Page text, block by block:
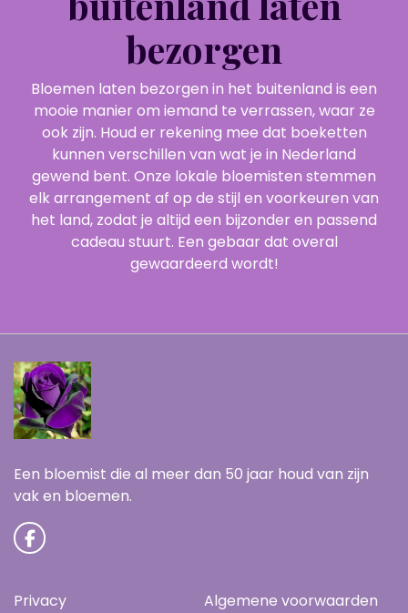
bezorgen
Bloemen laten bezorgen in het buitenland is een
mooie manier om iemand te verrassen, waar ze
ook zijn. Houd er rekening mee dat boeketten
kunnen verschillen van wat je in Nederland
gewend bent. Onze lokale bloemisten stemmen
elk arrangement af op de stijl en voorkeuren van
het land, zodat je altijd een bijzonder en passend
cadeau stuurt. Een gebaar dat overal
gewaardeerd wordt!
Een bloemist die al meer dan 50 jaar houd van zijn
vak en bloemen.
Privacy Algemene voorwaarden